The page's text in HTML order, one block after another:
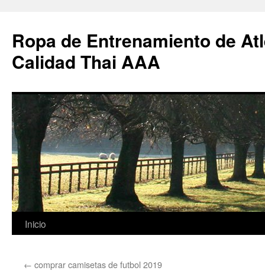
Ropa de Entrenamiento de
Calidad Thai AAA
Saltar
contenido
Inicio
← comprar camisetas de futbol 2019